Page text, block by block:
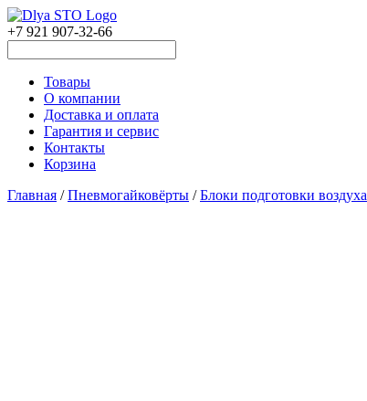
+7 921 907-32-66
Товары
О компании
Доставка и оплата
Гарантия и сервис
Контакты
Корзина
Главная /Пневмогайковёрты /Блоки подготовки воздуха